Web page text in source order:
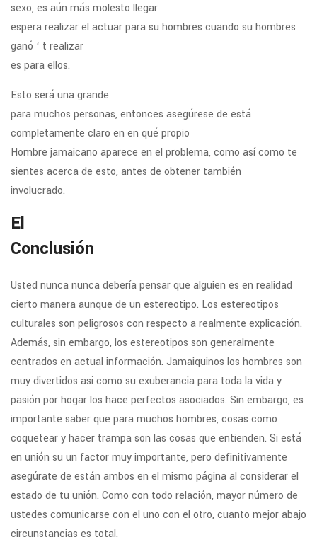
sexo, es aún más molesto llegar
espera realizar el actuar para su hombres cuando su hombres
ganó ‘ t realizar
es para ellos.
Esto será una grande
para muchos personas, entonces asegúrese de está
completamente claro en en qué propio
Hombre jamaicano aparece en el problema, como así como te
sientes acerca de esto, antes de obtener también
involucrado.
El
Conclusión
Usted nunca nunca debería pensar que alguien es en realidad
cierto manera aunque de un estereotipo. Los estereotipos
culturales son peligrosos con respecto a realmente explicación.
Además, sin embargo, los estereotipos son generalmente
centrados en actual información. Jamaiquinos los hombres son
muy divertidos así como su exuberancia para toda la vida ​​y
pasión por hogar los hace perfectos asociados. Sin embargo, es
importante saber que para muchos hombres, cosas como
coquetear y hacer trampa son las cosas que entienden. Si está
en unión su un factor muy importante, pero definitivamente
asegúrate de están ambos en el mismo página al considerar el
estado de tu unión. Como con todo relación, mayor número de
ustedes comunicarse con el uno con el otro, cuanto mejor abajo
circunstancias es total.